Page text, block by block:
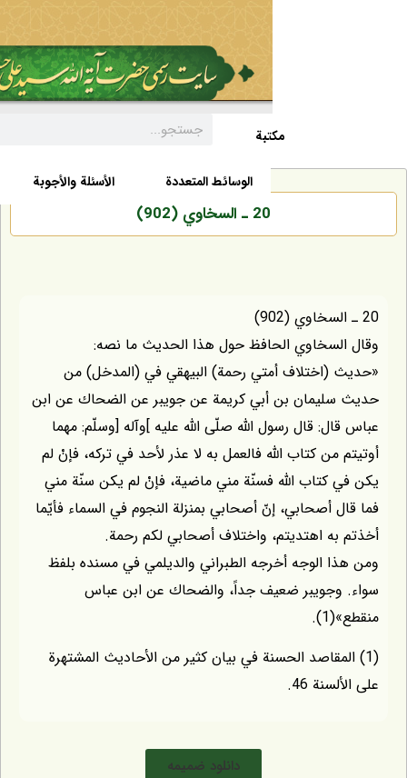
الأخبار السيرة الذاتية
الأسئلة والأجوبة الوسائط المتعددة
الحافظ حول هذا الحديث ما نصه:
أمتي رحمة) البيهقي في (المدخل) من
بن أبي كريمة عن جويبر عن الضحاك عن ابن
قال رسول اللّه صلّى اللّه عليه ]وآله [وسلّم: مهما
كتاب اللّه فالعمل به لا عذر لأحد في تركه، فإنْ لم
كتاب اللّه فسنّة مني ماضية، فإنْ لم يكن سنّة مني
أصحابي، إنّ أصحابي بمنزلة النجوم في السماء فأيّما
اهتديتم، واختلاف أصحابي لكم رحمة.
الوجه أخرجه الطبراني والديلمي في مسنده بلفظ
ضعيف جداً، والضحاك عن ابن عباس
الحسنة في بيان كثير من الأحاديث المشتهرة
46.
دانلود ضمیمه